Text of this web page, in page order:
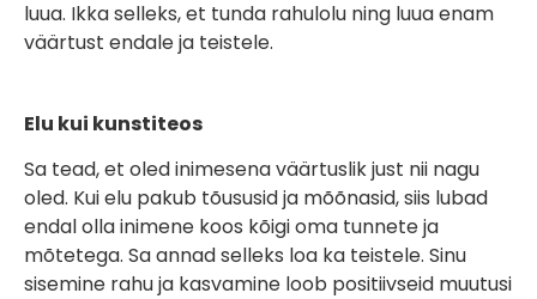
luua. Ikka selleks, et tunda rahulolu ning luua enam
väärtust endale ja teistele.
Elu kui kunstiteos
Sa tead, et oled inimesena väärtuslik just nii nagu
oled. Kui elu pakub tõususid ja mõõnasid, siis lubad
endal olla inimene koos kõigi oma tunnete ja
mõtetega. Sa annad selleks loa ka teistele. Sinu
sisemine rahu ja kasvamine loob positiivseid muutusi